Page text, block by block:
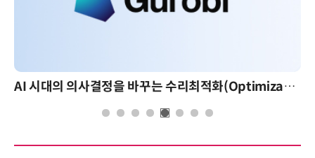
AI 시대의 의사결정을 바꾸는 수리최적화(Optimization): 실제 산업 적용 사례와 활용 전략